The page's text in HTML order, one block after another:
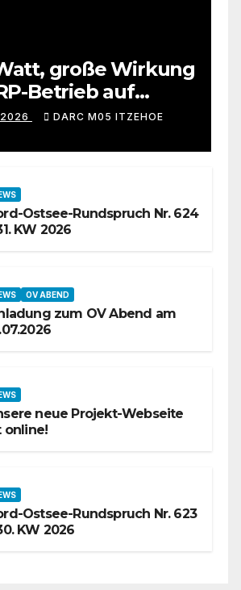
große Wirkung
Betrieb auf
wirklich kann
DARC M05 ITZEHOE
Ostsee-Rundspruch Nr. 624
KW 2026
OV ABEND
zum OV Abend am
neue Projekt-Webseite
online!
Ostsee-Rundspruch Nr. 623
KW 2026